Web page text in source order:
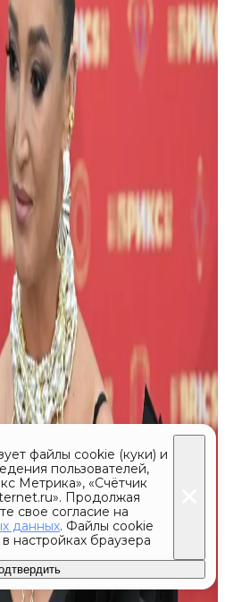
файлы cookie (куки) и
пользователей,
Метрика», «Счётчик
Продолжая
свое согласие на
данных. Файлы cookie
настройках браузера